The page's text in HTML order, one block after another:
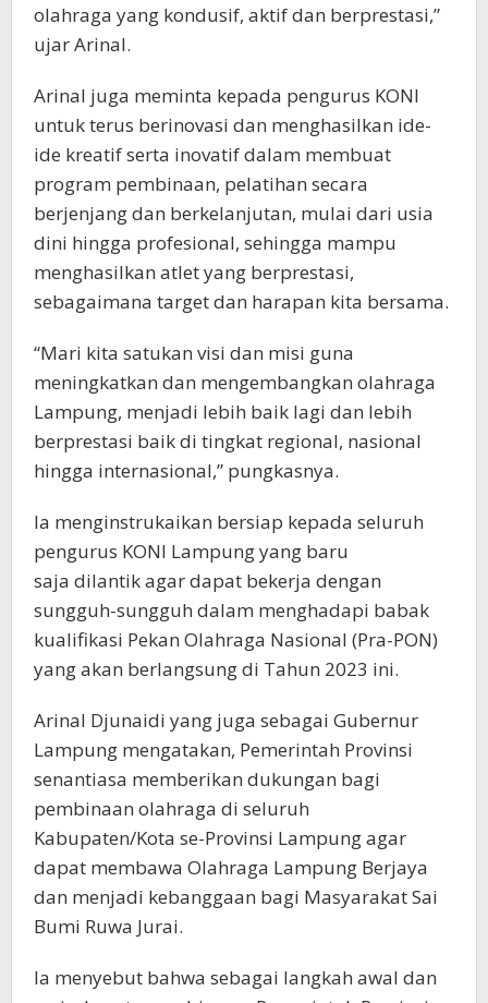
olahraga yang kondusif, aktif dan berprestasi,”
ujar Arinal.
Arinal juga meminta kepada pengurus KONI
untuk terus berinovasi dan menghasilkan ide-
ide kreatif serta inovatif dalam membuat
program pembinaan, pelatihan secara
berjenjang dan berkelanjutan, mulai dari usia
dini hingga profesional, sehingga mampu
menghasilkan atlet yang berprestasi,
sebagaimana target dan harapan kita bersama.
“Mari kita satukan visi dan misi guna
meningkatkan dan mengembangkan olahraga
Lampung, menjadi lebih baik lagi dan lebih
berprestasi baik di tingkat regional, nasional
hingga internasional,” pungkasnya.
Ia menginstrukaikan bersiap kepada seluruh
pengurus KONI Lampung yang baru
saja dilantik agar dapat bekerja dengan
sungguh-sungguh dalam menghadapi babak
kualifikasi Pekan Olahraga Nasional (Pra-PON)
yang akan berlangsung di Tahun 2023 ini.
Arinal Djunaidi yang juga sebagai Gubernur
Lampung mengatakan, Pemerintah Provinsi
senantiasa memberikan dukungan bagi
pembinaan olahraga di seluruh
Kabupaten/Kota se-Provinsi Lampung agar
dapat membawa Olahraga Lampung Berjaya
dan menjadi kebanggaan bagi Masyarakat Sai
Bumi Ruwa Jurai.
Ia menyebut bahwa sebagai langkah awal dan